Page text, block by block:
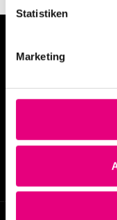
Statistiken
Marketing